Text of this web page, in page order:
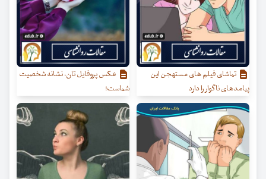
تماشای فیلم های مستهجن این
پیامدهای ناگوار را دارد
عکس پروفایل تان، نشانه شخصیت
شماست!